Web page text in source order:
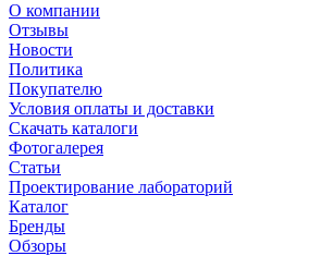
О компании
Отзывы
Новости
Политика
Покупателю
Условия оплаты и доставки
Скачать каталоги
Фотогалерея
Статьи
Проектирование лабораторий
Каталог
Бренды
Обзоры